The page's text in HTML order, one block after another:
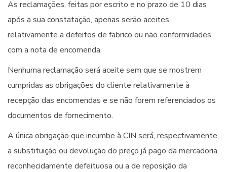
As reclamações, feitas por escrito e no prazo de 10 dias
após a sua constatação, apenas serão aceites
relativamente a defeitos de fabrico ou não conformidades
com a nota de encomenda.
Nenhuma reclamação será aceite sem que se mostrem
cumpridas as obrigações do cliente relativamente à
recepção das encomendas e se não forem referenciados os
documentos de fornecimento.
A única obrigação que incumbe à CIN será, respectivamente,
a substituição ou devolução do preço já pago da mercadoria
reconhecidamente defeituosa ou a de reposição da